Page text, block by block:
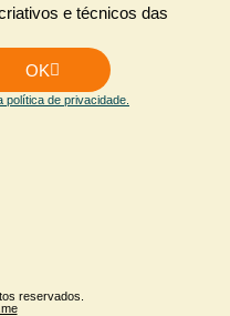
reservados.
e técnicos das
OK
de privacidade.